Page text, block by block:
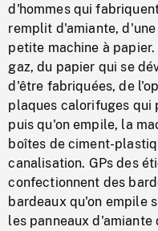
d'hommes qui
remplit d'amiante,
petite machine à
gaz, du papier qui se
d'être fabriquées, de
plaques calorifuges qui
puis qu'on empile, la
boîtes de ciment-
canalisation. GPs des
confectionnent des
bardeaux qu'on empile
les panneaux d'amiante